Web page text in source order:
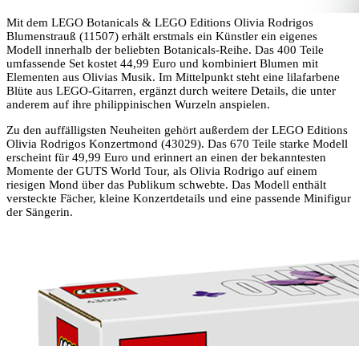
Mit dem LEGO Botanicals & LEGO Editions Olivia Rodrigos
Blumenstrauß (11507) erhält erstmals ein Künstler ein eigenes
Modell innerhalb der beliebten Botanicals-Reihe. Das 400 Teile
umfassende Set kostet 44,99 Euro und kombiniert Blumen mit
Elementen aus Olivias Musik. Im Mittelpunkt steht eine lilafarbene
Blüte aus LEGO-Gitarren, ergänzt durch weitere Details, die unter
anderem auf ihre philippinischen Wurzeln anspielen.
Zu den auffälligsten Neuheiten gehört außerdem der LEGO Editions
Olivia Rodrigos Konzertmond (43029). Das 670 Teile starke Modell
erscheint für 49,99 Euro und erinnert an einen der bekanntesten
Momente der GUTS World Tour, als Olivia Rodrigo auf einem
riesigen Mond über das Publikum schwebte. Das Modell enthält
versteckte Fächer, kleine Konzertdetails und eine passende Minifigur
der Sängerin.